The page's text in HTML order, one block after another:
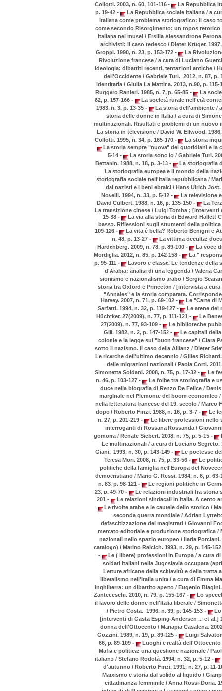
Collotti. 2003, n. 60, 101-116 -
La Repubblica
p. 19-42 -
La Repubblica sociale italiana / a
italiana come problema storiografico: il caso
come secondo Risorgimento: un topos retorico
italiana nei musei / Ersilia Alessandrone
archivisti: il caso tedesco / Dieter Krüger.
Groppi. 1990, n. 23, p. 153-172 -
La
Rivoluzione francese / a cura di Luciano
ideologia: dibattiti recenti, tentazioni antiche /
dell'Occidente / Gabriele Turi. 2012, n. 87, p.
identitaria / Giulia La Mattina. 2013, n.90, p. 115-
Ruggero Ranieri. 1985, n. 7, p. 65-85 -
La
82, p. 157-166 -
La società rurale nell'età
1983, n. 3, p. 13-35 -
La storia dell'ambiente /
storia delle donne in Italia / a cura di
multinazionali. Risultati e problemi di un nuovo
La storia in televisione / David W. Ellwood.
Collotti. 1995, n. 34, p. 165-170 -
La storia
La storia sempre "nuova" dei quotidiani e la
5-14 -
La storia sono io / Gabriele Turi.
Bettanin. 1988, n. 18, p. 3-13 -
La storiografia
La storiografia europea e il mondo della
storiografia sociale nell'Italia repubblicana /
dai nazisti e i beni ebraici / Hans Ulrich Jost.
Novelli. 1994, n. 33, p. 5-12 -
La televisione
David Culbert. 1988, n. 16, p. 135-150 -
La
La transizione cinese / Luigi Tomba ; [interventi
15-38 -
La via alla storia di Edward Hallett
basso. Riflessioni sugli strumenti della politica
109-126 -
La vita è bella? Roberto Benigni e
n. 48, p. 13-27 -
La vittima occulta:
Hardenberg. 2009, n. 78, p. 89-100 -
La voce di
Mordiglia. 2012, n. 85, p. 142-158 -
La "
p. 95-111 -
Lavoro e classe. Le tendenze della
d'Arabia: analisi di una leggenda / Valeria
sionismo e nazionalismo arabo / Sergio
storia tra Oxford e Princeton / [intervista a cura
"Annales" e la storia comparata.
Harvey. 2007, n. 71, p. 69-102 -
Le "Carte di
Sarfatti. 1994, n. 32, p. 119-127 -
Le arene del
Hüchtker. 27(2009), n. 77, p. 111-121 -
Le
27(2009), n. 77, 93-109 -
Le biblioteche
Gill. 1982, n. 2, p. 147-152 -
Le capitali
colonie e la legge sul "buon francese" / Clara
sotto il nazismo. Il caso della Allianz / Dieter
Le ricerche dell'ultimo decennio / Gilles Richard.
delle migrazioni nazionali / Paola Corti.
Simonetta Soldani. 2008, n. 75, p. 17-32 -
Le
n. 46, p. 103-127 -
Le foibe tra storiografia e
duce nella biografia di Renzo De Felice /
marginale nel Piemonte del boom economico
nella letteratura francese del 19. secolo / Marco
dopo / Roberto Finzi. 1988, n. 16, p. 3-7 -
Le
n. 27, p. 201-219 -
Le libere professioni nello
interroganti di Rossana Rossanda /
gomorra / Renate Siebert. 2008, n. 75, p. 5-15 -
Le multinazionali / a cura di Luciano Segreto.
Giani. 1993, n. 30, p. 143-149 -
Le poetesse
Teresa Mori. 2008, n. 75, p. 33-56 -
Le
politiche della famiglia nell'Europa del
democristiano / Mario G. Rossi. 1984, n. 6, p. 63-
n. 83, p. 98-121 -
Le regioni politiche in
23, p. 49-70 -
Le relazioni industriali fra storia
201 -
Le relazioni sindacali in Italia. A cento
Le rivolte arabe e le cautele dello storico /
seconda guerra mondiale / Adrian
defascitizzazione dei magistrati / Giovanni
mercato editoriale e produzione storiografica /
nazionali nello spazio europeo / Ilaria Porciani.
catalogo) / Marino Raicich. 1993, n. 29, p. 145-152
-
Le ( libere) professioni in Europa / a cura di
soldati italiani nella Jugoslavia occupata
Letture africane della schiavitù e della tratta
liberalismo nell'Italia unita / a cura di Emma
Inghilterra: un dibattito aperto / Eugenio Biagini.
Zantedeschi. 2010, n. 79, p. 155-167 -
Lo
il lavoro delle donne nell'Italia liberale /
/ Pietro Costa. 1996, n. 39, p. 145-153 -
Lo
[interventi di Gasta Esping-Andersen ... et al.]
donna dell'Ottocento / Mariapia Casalena.
Gozzini. 1989, n. 19, p. 89-125 -
Luigi
66, p. 89-109 -
Luoghi e realtà dell'Ottocento
Mafia e politica: una questione nazionale /
italiano / Stefano Rodotà. 1994, n. 32, p. 5-12 -
d'autunno / Roberto Finzi. 1991, n. 27, p. 11-
Marxismo e storia dal solido al liquido /
cittadinanza femminile / Anna Rossi-Doria.